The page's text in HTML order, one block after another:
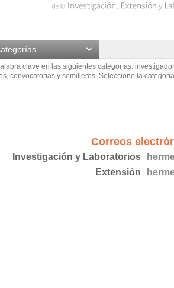
clave en las siguientes categorías:
convocatorias y semilleros. Seleccione la
Correos
Investigación y Laboratorios
Extensión